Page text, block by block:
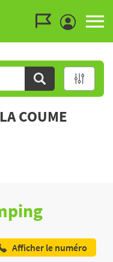
COUME
Afficher le numéro